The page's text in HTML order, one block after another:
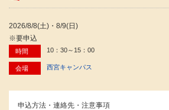
2026/8/8(土)・8/9(日)
※要申込
時間 10：30～15：00
会場 西宮キャンパス
申込方法・連絡先・注意事項